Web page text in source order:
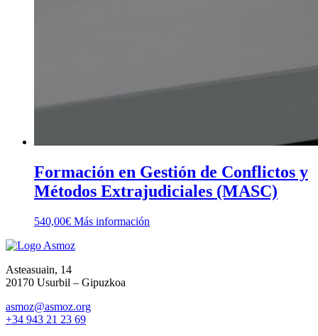
Formación en Gestión de Conflictos y
Métodos Extrajudiciales (MASC)
540,00€ Más información
Asteasuain, 14
20170 Usurbil – Gipuzkoa
asmoz@asmoz.org
+34 943 21 23 69